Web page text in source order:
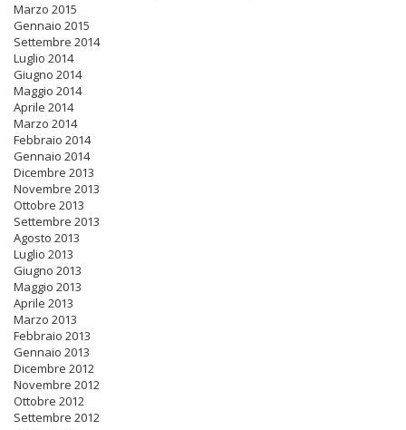
Marzo 2015
Gennaio 2015
Settembre 2014
Luglio 2014
Giugno 2014
Maggio 2014
Aprile 2014
Marzo 2014
Febbraio 2014
Gennaio 2014
Dicembre 2013
Novembre 2013
Ottobre 2013
Settembre 2013
Agosto 2013
Luglio 2013
Giugno 2013
Maggio 2013
Aprile 2013
Marzo 2013
Febbraio 2013
Gennaio 2013
Dicembre 2012
Novembre 2012
Ottobre 2012
Settembre 2012